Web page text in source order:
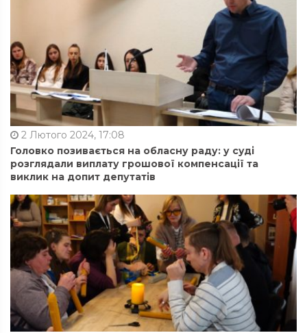
2 Лютого 2024, 17:08
Головко позивається на обласну раду: у суді
розглядали виплату грошової компенсації та
виклик на допит депутатів